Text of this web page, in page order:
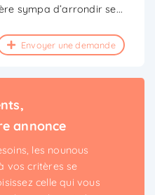
sympa d’arrondir se...
Envoyer une demande
annonce
les nounous
vos critères se
celle qui vous